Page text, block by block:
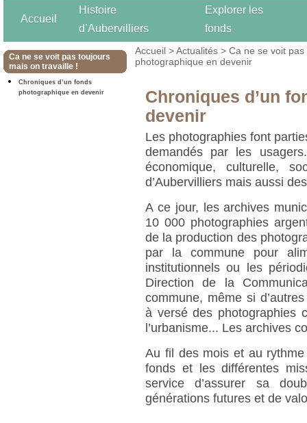
Accueil
Histoire
d’Aubervilliers
Explorer les
fonds
Ca ne se voit pas toujours
mais on travaille !
Chroniques d’un fonds
photographique en devenir
Accueil >Actualités>Ca ne se voit
photographique en devenir
Chroniques d’un
devenir
Les photographies font
demandés par les
économique, culturelle,
d’Aubervilliers mais aussi
A ce jour, les archives
10 000 photographies
de la production des
par la commune pour
institutionnels ou les
Direction de la
commune, même si
à versé des photographies
l’urbanisme... Les archives
Au fil des mois et au
fonds et les différentes
service d’assurer sa
générations futures et de